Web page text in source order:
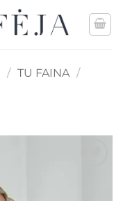
/ TU FAINA /